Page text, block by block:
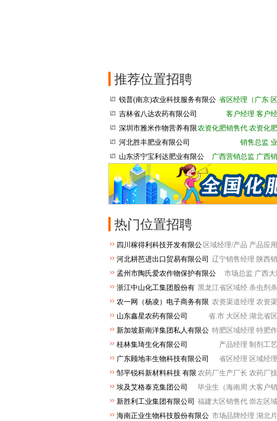
推荐位置招聘
省区经理（广东
锐普(南京)农业科技服务有限公
司
客户经理 客户
吉林省八达农药有限公司
农资化肥销售代 农资化
深圳市雅米作物营养有限
公司
销售总监
河北胜丰肥业有限公司
广西营销总监 广西
山东济宁宝利达肥业有限公
热门位置招聘
区域经理/产品 产品应
四川稼得利科技开发有限公
司
辽宁销售经理 陕西
河北耕芭进出口贸易有限公司
市场总监 广西
孟州市陶氏爱农作物保护有限公
司
黑龙江省区域经 杀虫剂
浙江中山化工集团股份有
限公司
农资渠道经理 农资
农一网（杨凌）电子商务有限
公司
省.市 大区经 湖北省
山东鑫星农药有限公司
特肥区域经理 特肥
新加坡新南洋集团私人有限公
司
产品经理 制剂工
桂林集琦生化有限公司
省区经理 区域经
广东顾地丰生物科技有限公司
农药厂生产厂长 农药厂
邹平锐科新材料科技 有限
公司
毕业生（海南周 大客户
埃及艾格泰克集团公司
福建大区销售代 崇左区
新胜利工业集团有限公司
市场品牌经理 湖北
海南正业生物科技股份有限公